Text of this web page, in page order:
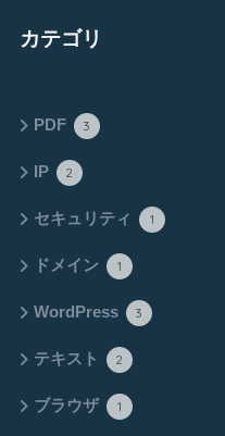
カテゴリ
PDF 3
IP 2
セキュリティ 1
ドメイン 1
WordPress 3
テキスト 2
ブラウザ 1